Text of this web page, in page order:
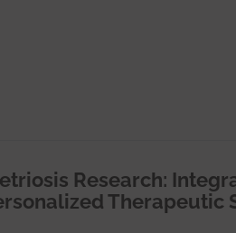
Research:
Therapeutic